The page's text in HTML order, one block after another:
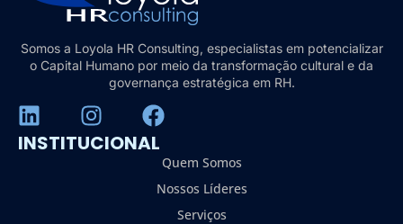
Somos a Loyola HR Consulting, especialistas em potencializar
o Capital Humano por meio da transformação cultural e da
governança estratégica em RH.
INSTITUCIONAL
Quem Somos
Nossos Líderes
Serviços